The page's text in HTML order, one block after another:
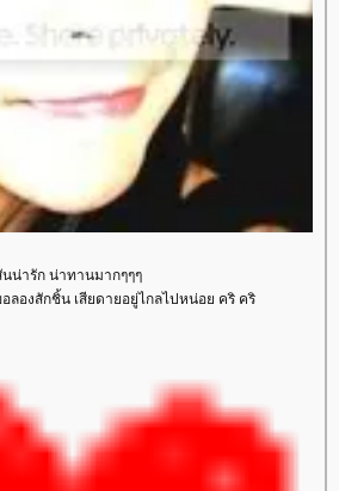
น่ารัก น่าทานมากๆๆๆ
ลองสักชิ้น เสียดายอยู่ไกลไปหน่อย คริ คริ